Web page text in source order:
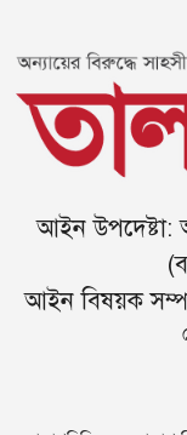
আইন উপদেষ্টা:
আইন বিষয়ক